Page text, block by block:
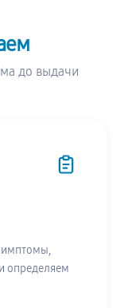
до выдачи
определяем